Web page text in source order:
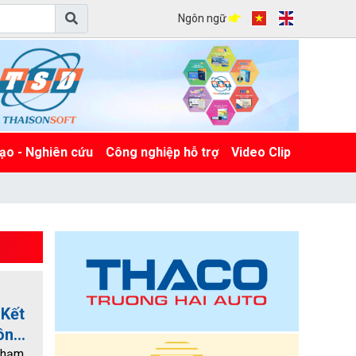
Ngôn ngữ
- Nghiên cứu Công nghiệp hỗ trợ Video Clip